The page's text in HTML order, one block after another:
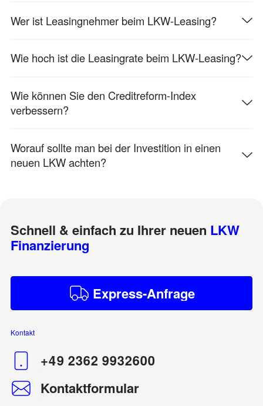
Wer ist Leasingnehmer beim LKW-Leasing?
Wie hoch ist die Leasingrate beim LKW-Leasing?
Wie können Sie den Creditreform-Index
verbessern?
Worauf sollte man bei der Investition in einen
neuen LKW achten?
Schnell & einfach zu Ihrer neuen LKW
Finanzierung
Express-Anfrage
Kontakt
+49 2362 9932600
Kontaktformular